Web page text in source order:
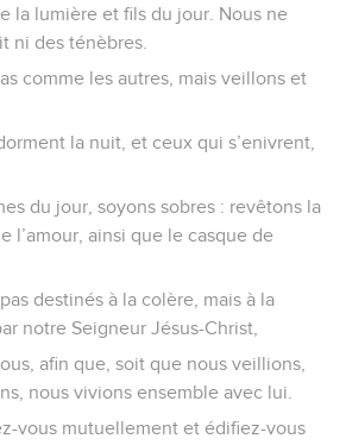
la lumière et fils du jour. Nous ne
ni des ténèbres.
comme les autres, mais veillons et
la nuit, et ceux qui s’enivrent,
du jour, soyons sobres : revêtons la
l’amour, ainsi que le casque de
destinés à la colère, mais à la
notre Seigneur Jésus-Christ,
afin que, soit que nous veillions,
nous vivions ensemble avec lui.
vous mutuellement et édifiez-vous